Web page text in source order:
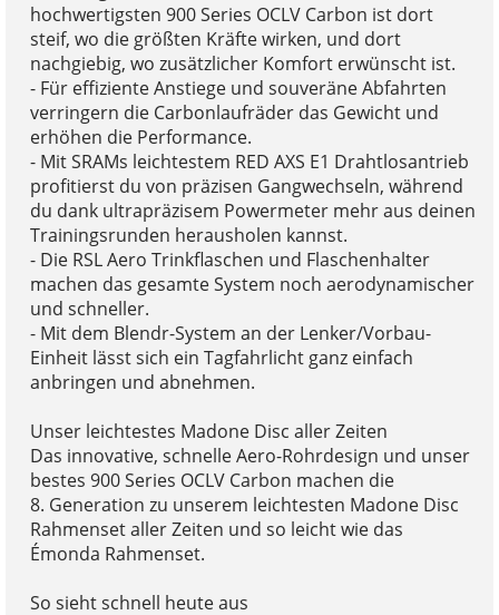
hochwertigsten 900 Series OCLV Carbon ist dort
steif, wo die größten Kräfte wirken, und dort
nachgiebig, wo zusätzlicher Komfort erwünscht ist.
- Für effiziente Anstiege und souveräne Abfahrten
verringern die Carbonlaufräder das Gewicht und
erhöhen die Performance.
- Mit SRAMs leichtestem RED AXS E1 Drahtlosantrieb
profitierst du von präzisen Gangwechseln, während
du dank ultrapräzisem Powermeter mehr aus deinen
Trainingsrunden herausholen kannst.
- Die RSL Aero Trinkflaschen und Flaschenhalter
machen das gesamte System noch aerodynamischer
und schneller.
- Mit dem Blendr-System an der Lenker/Vorbau-
Einheit lässt sich ein Tagfahrlicht ganz einfach
anbringen und abnehmen.
Unser leichtestes Madone Disc aller Zeiten
Das innovative, schnelle Aero-Rohrdesign und unser
bestes 900 Series OCLV Carbon machen die
8. Generation zu unserem leichtesten Madone Disc
Rahmenset aller Zeiten und so leicht wie das
Émonda Rahmenset.
So sieht schnell heute aus